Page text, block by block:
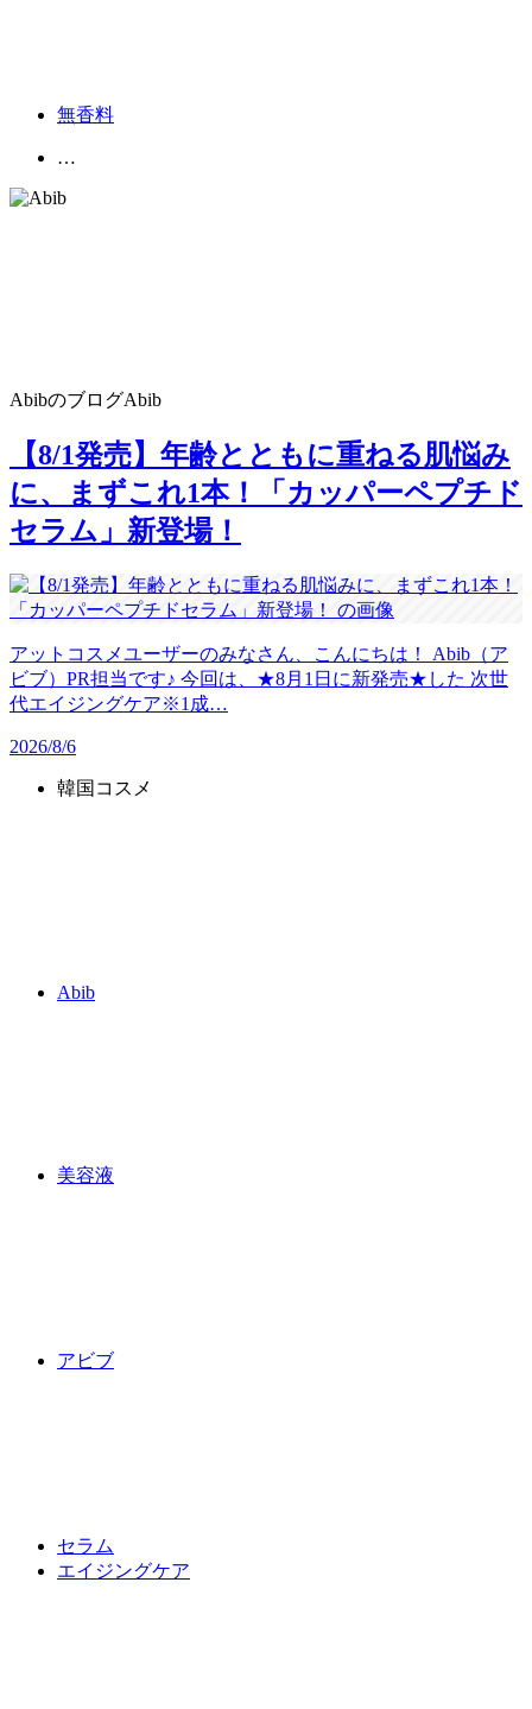
無香料
…
AbibのブログAbib
【8/1発売】年齢とともに重ねる肌悩み
に、まずこれ1本！「カッパーペプチド
セラム」新登場！
アットコスメユーザーのみなさん、こんにちは！ Abib（ア
ビブ）PR担当です♪ 今回は、★8月1日に新発売★した 次世
代エイジングケア※1成…
2026/8/6
韓国コスメ
Abib
美容液
アビブ
セラム
エイジングケア